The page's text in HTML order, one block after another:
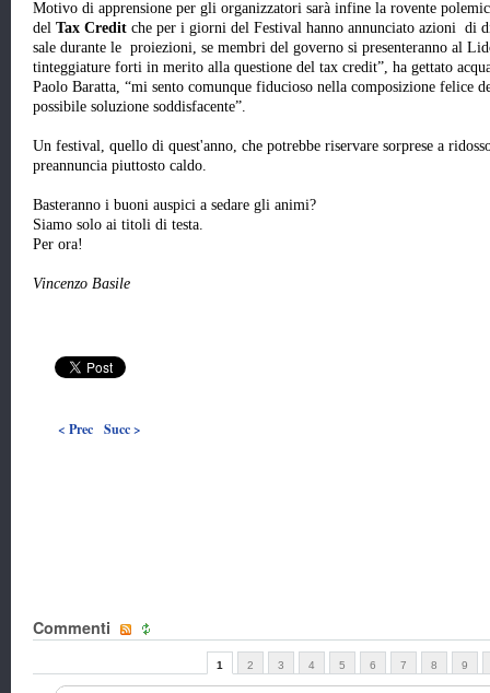
Motivo di apprensione per gli organizzatori sarà infine la rovente
del Tax Credit che per i giorni del Festival hanno annunciato azioni di
sale durante le proiezioni, se membri del governo si presenteranno al
tinteggiature forti in merito alla questione del tax credit”, ha gettato
Paolo Baratta, “mi sento comunque fiducioso nella composizione felice
possibile soluzione soddisfacente”.
Un festival, quello di quest'anno, che potrebbe riservare sorprese a
preannuncia piuttosto caldo.
Basteranno i buoni auspici a sedare gli animi?
Siamo solo ai titoli di testa.
Per ora!
Vincenzo Basile
< Prec Succ >
Commenti
1 2 3 4 5 6 7 8 9